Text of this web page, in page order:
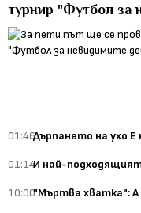
турнир "Футбол за
01:46Дърпането на ухо
01:14И най-
10:00"Мъртва хватка": А